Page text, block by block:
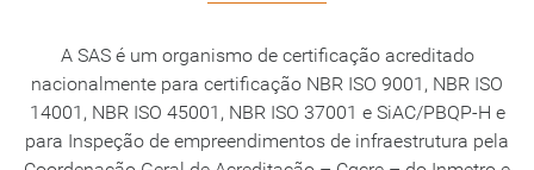
A SAS é um organismo de certificação acreditado
nacionalmente para certificação NBR ISO 9001, NBR ISO
14001, NBR ISO 45001, NBR ISO 37001 e SiAC/PBQP-H e
para Inspeção de empreendimentos de infraestrutura pela